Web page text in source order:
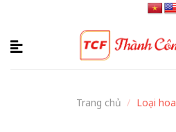
content
Trang chủ / Loại hoa